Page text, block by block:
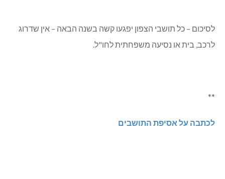
לסיכום – כל תושבי הצפון יפגעו קשה בשנה הבאה – אין שדרוג
לרכב, בית או נסיעה משפחתית לחו"ל.
**
לכתבה על אסיפת התושבים